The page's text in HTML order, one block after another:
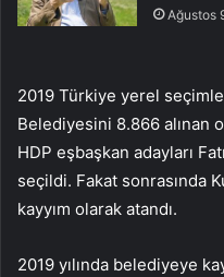
Ağustos
2019 Türkiye yerel
Belediyesini 8.866 alınan
HDP eşbaşkan adayları
seçildi. Fakat sonrasında
kayyım olarak atandı.
2019 yılında belediyeye